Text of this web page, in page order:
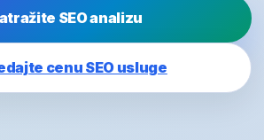
SEO analizu
cenu SEO usluge